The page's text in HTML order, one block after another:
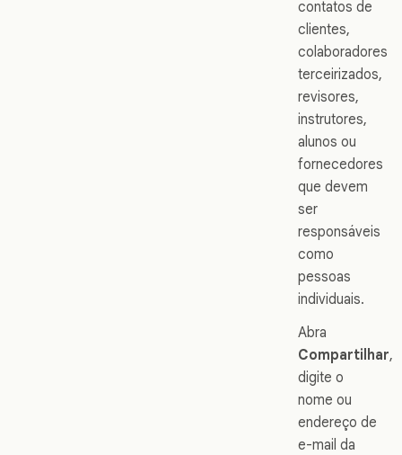
contatos de
clientes,
colaboradores
terceirizados,
revisores,
instrutores,
alunos ou
fornecedores
que devem
ser
responsáveis
como
pessoas
individuais.
Abra
Compartilhar,
digite o
nome ou
endereço de
e-mail da